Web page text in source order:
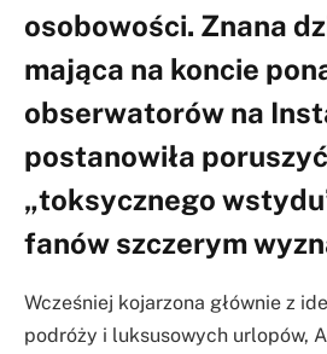
osobowości. Znana
mająca na koncie
obserwatorów na
postanowiła
„toksycznego
fanów szczerym
Wcześniej kojarzona głównie z
podróży i luksusowych urlopów,